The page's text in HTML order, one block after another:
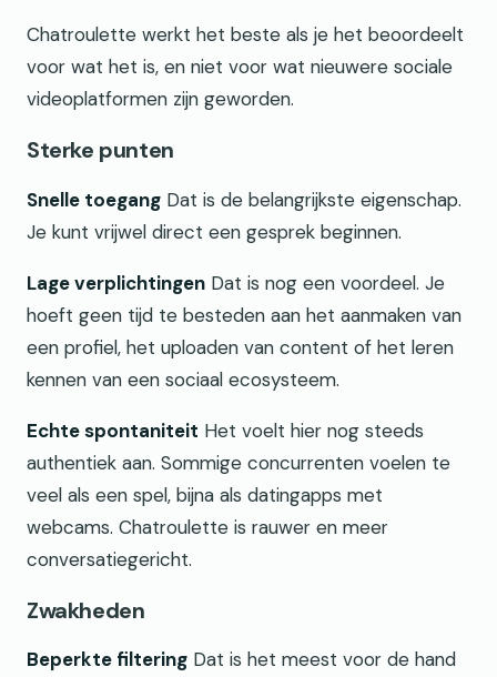
Chatroulette werkt het beste als je het beoordeelt
voor wat het is, en niet voor wat nieuwere sociale
videoplatformen zijn geworden.
Sterke punten
Snelle toegang Dat is de belangrijkste eigenschap.
Je kunt vrijwel direct een gesprek beginnen.
Lage verplichtingen Dat is nog een voordeel. Je
hoeft geen tijd te besteden aan het aanmaken van
een profiel, het uploaden van content of het leren
kennen van een sociaal ecosysteem.
Echte spontaniteit Het voelt hier nog steeds
authentiek aan. Sommige concurrenten voelen te
veel als een spel, bijna als datingapps met
webcams. Chatroulette is rauwer en meer
conversatiegericht.
Zwakheden
Beperkte filtering Dat is het meest voor de hand